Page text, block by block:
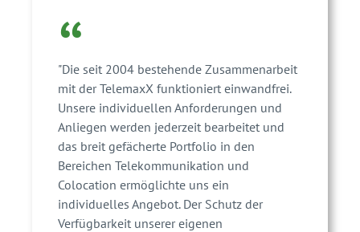
“
"Die seit 2004 bestehende Zusammenarbeit
mit der TelemaxX funktioniert einwandfrei.
Unsere individuellen Anforderungen und
Anliegen werden jederzeit bearbeitet und
das breit gefächerte Portfolio in den
Bereichen Telekommunikation und
Colocation ermöglichte uns ein
individuelles Angebot. Der Schutz der
Verfügbarkeit unserer eigenen